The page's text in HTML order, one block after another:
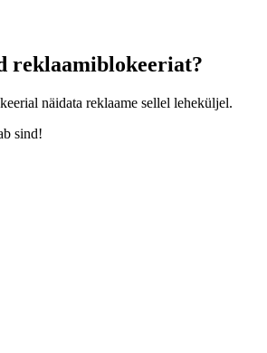
reklaamiblokeeriat?
näidata reklaame sellel leheküljel.
sind!